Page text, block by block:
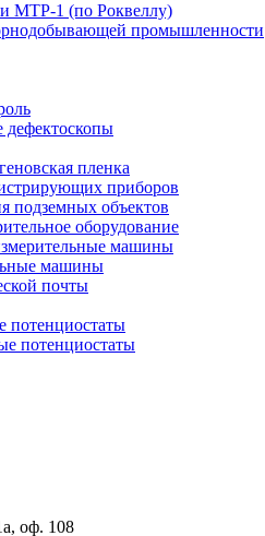
МТР-1 (по Роквеллу)
промышленности
дефектоскопы
пленка
приборов
подземных объектов
оборудование
машины
машины
почты
потенциостаты
потенциостаты
оф. 108